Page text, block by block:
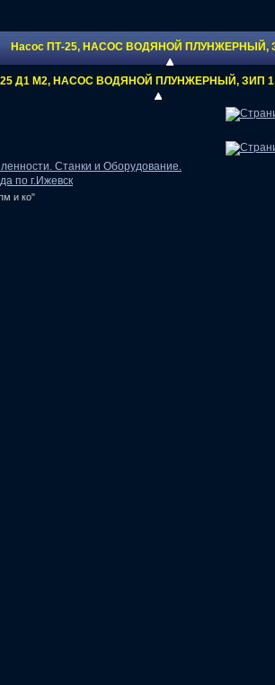
Насос ПТ-25, НАСОС ВОДЯНОЙ ПЛУНЖЕРНЫЙ,
25 Д1 М2, НАСОС ВОДЯНОЙ ПЛУНЖЕРНЫЙ, ЗИП
и ко"